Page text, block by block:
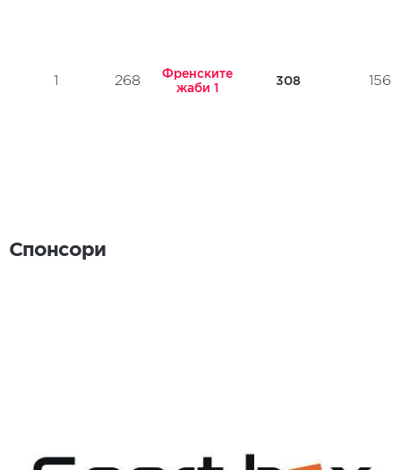
1 268
Френските
жаби 1
308 156
Спонсори